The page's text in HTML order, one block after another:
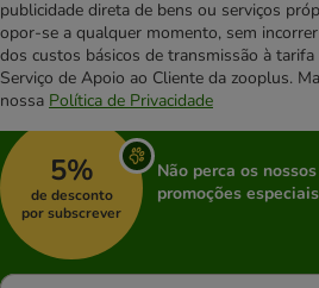
publicidade direta de bens ou serviços
opor-se a qualquer momento, sem
dos custos básicos de transmissão à
Serviço de Apoio ao Cliente da zooplus.
nossa Política de Privacidade
5%
de desconto
por subscrever
Não perca os
promoções